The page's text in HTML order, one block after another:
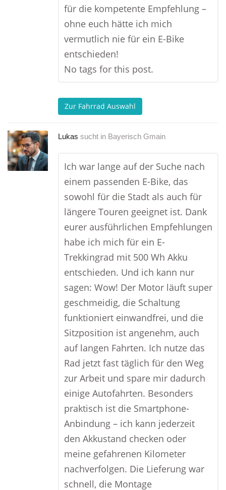
für die kompetente Empfehlung –
ohne euch hätte ich mich
vermutlich nie für ein E-Bike
entschieden!
No tags for this post.
Zur Fahrrad Auswahl
Lukas sucht in Bayerisch Gmain
Ich war lange auf der Suche nach
einem passenden E-Bike, das
sowohl für die Stadt als auch für
längere Touren geeignet ist. Dank
eurer ausführlichen Empfehlungen
habe ich mich für ein E-
Trekkingrad mit 500 Wh Akku
entschieden. Und ich kann nur
sagen: Wow! Der Motor läuft super
geschmeidig, die Schaltung
funktioniert einwandfrei, und die
Sitzposition ist angenehm, auch
auf langen Fahrten. Ich nutze das
Rad jetzt fast täglich für den Weg
zur Arbeit und spare mir dadurch
einige Autofahrten. Besonders
praktisch ist die Smartphone-
Anbindung – ich kann jederzeit
den Akkustand checken oder
meine gefahrenen Kilometer
nachverfolgen. Die Lieferung war
schnell, die Montage